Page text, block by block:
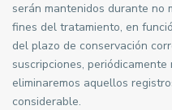
serán mantenidos durante no
fines del tratamiento, en
del plazo de conservación
suscripciones,
eliminaremos aquellos
considerable.